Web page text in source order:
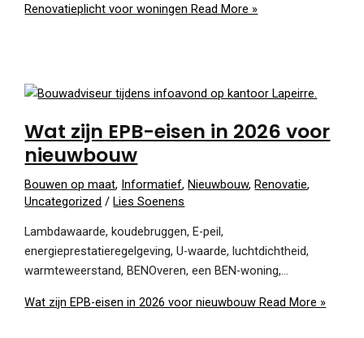
Renovatieplicht voor woningen Read More »
Wat zijn EPB-eisen in 2026 voor
nieuwbouw
Bouwen op maat, Informatief,Nieuwbouw,Renovatie,
Uncategorized /Lies Soenens
Lambdawaarde, koudebruggen, E-peil,
energieprestatieregelgeving, U-waarde, luchtdichtheid,
warmteweerstand, BENOveren, een BEN-woning,…
Wat zijn EPB-eisen in 2026 voor nieuwbouw Read More »